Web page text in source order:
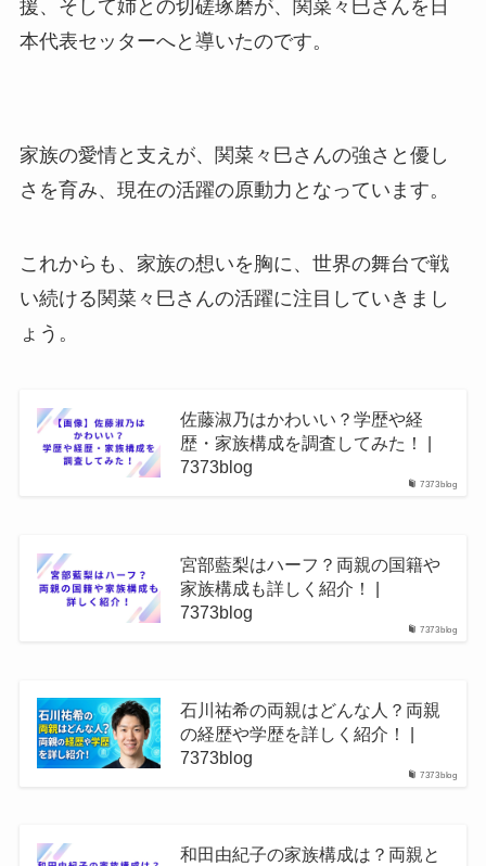
援、そして姉との切磋琢磨が、関菜々巳さんを日
本代表セッターへと導いたのです。
家族の愛情と支えが、関菜々巳さんの強さと優し
さを育み、現在の活躍の原動力となっています。
これからも、家族の想いを胸に、世界の舞台で戦
い続ける関菜々巳さんの活躍に注目していきまし
ょう。
7373blog
佐藤淑乃はかわいい？学歴や経
歴・家族構成を調査してみた！ |
7373blog
7373blog
宮部藍梨はハーフ？両親の国籍や
家族構成も詳しく紹介！ |
7373blog
7373blog
石川祐希の両親はどんな人？両親
の経歴や学歴を詳しく紹介！ |
7373blog
和田由紀子の家族構成は？両親と